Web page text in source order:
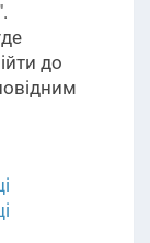
".
до